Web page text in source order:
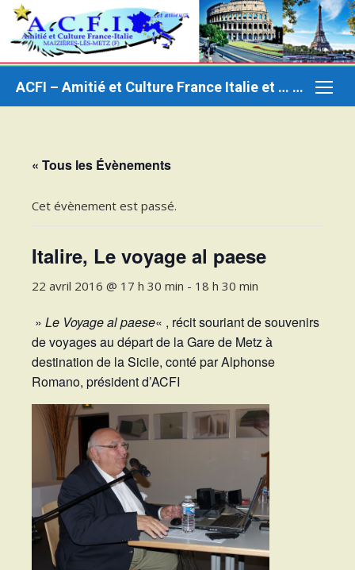
Aller
contenu
ACFI – Amitié et Culture France Italie et … ailleurs
« Tous les Évènements
Cet évènement est passé.
Italire, Le voyage al paese
22 avril 2016 @ 17 h 30 min - 18 h 30 min
» Le Voyage al paese« , récit souriant de souvenirs
de voyages au départ de la Gare de Metz à
destination de la Sicile, conté par Alphonse
Romano, président d’ACFI